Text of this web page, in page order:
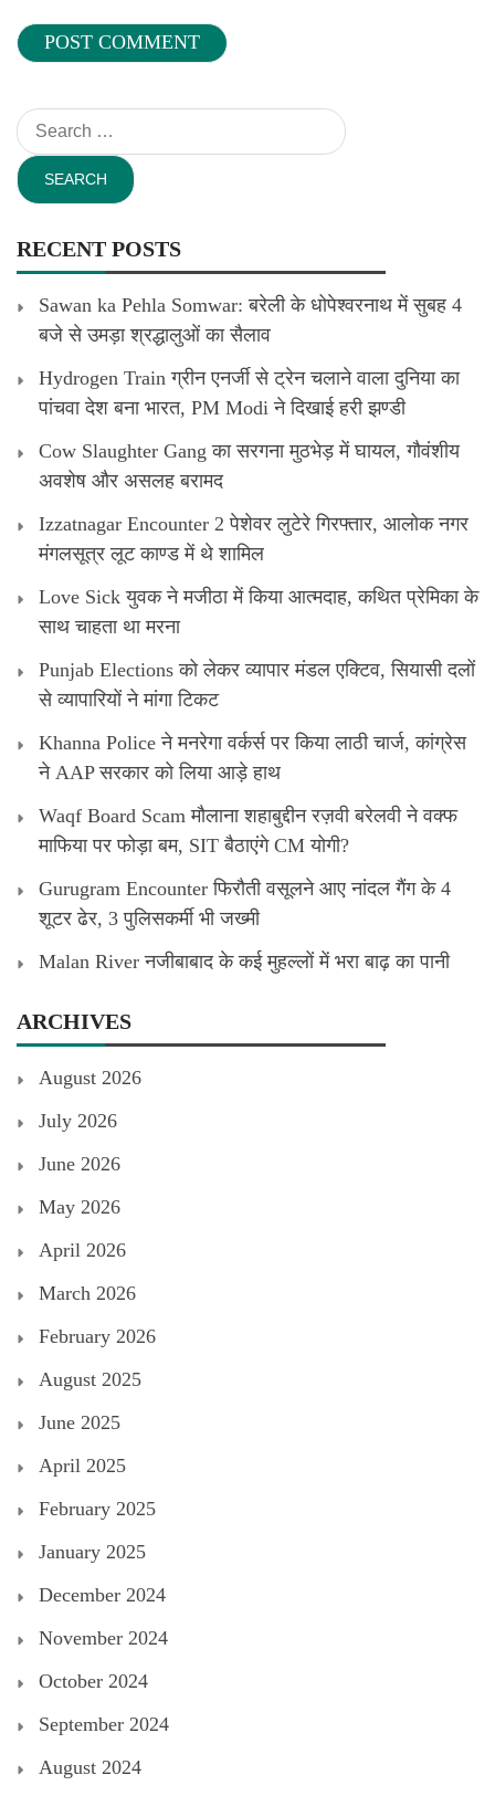
Search
for:
RECENT POSTS
Sawan ka Pehla Somwar: बरेली के धोपेश्वरनाथ में सुबह 4
बजे से उमड़ा श्रद्धालुओं का सैलाव
Hydrogen Train ग्रीन एनर्जी से ट्रेन चलाने वाला दुनिया का
पांचवा देश बना भारत, PM Modi ने दिखाई हरी झण्डी
Cow Slaughter Gang का सरगना मुठभेड़ में घायल, गौवंशीय
अवशेष और असलह बरामद
Izzatnagar Encounter 2 पेशेवर लुटेरे गिरफ्तार, आलोक नगर
मंगलसूत्र लूट काण्‍ड में थे शामिल
Love Sick युवक ने मजीठा में किया आत्मदाह, कथित प्रेमिका के
साथ चाहता था मरना
Punjab Elections को लेकर व्यापार मंडल एक्टिव, सियासी दलों
से व्यापारियों ने मांगा टिकट
Khanna Police ने मनरेगा वर्कर्स पर किया लाठी चार्ज, कांग्रेस
ने AAP सरकार को लिया आड़े हाथ
Waqf Board Scam मौलाना शहाबुद्दीन रज़वी बरेलवी ने वक्फ
माफिया पर फोड़ा बम, SIT बैठाएंगे CM योगी?
Gurugram Encounter फिरौती वसूलने आए नांदल गैंग के 4
शूटर ढेर, 3 पुलिसकर्मी भी जख्मी
Malan River नजीबाबाद के कई मुहल्लों में भरा बाढ़ का पानी
ARCHIVES
August 2026
July 2026
June 2026
May 2026
April 2026
March 2026
February 2026
August 2025
June 2025
April 2025
February 2025
January 2025
December 2024
November 2024
October 2024
September 2024
August 2024